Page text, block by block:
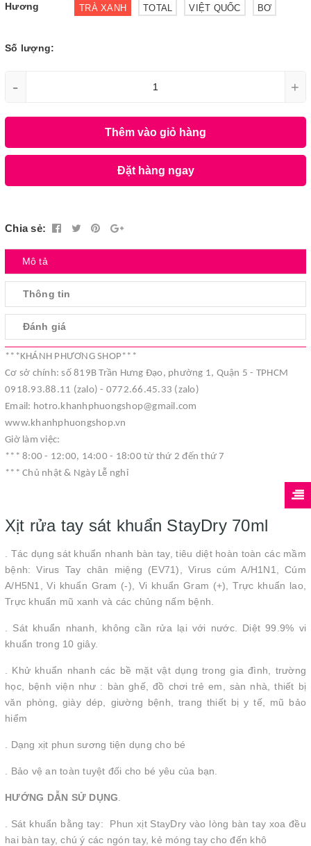
Hương TRÀ XANH TOTAL VIỆT QUỐC BƠ
Số lượng:
- +
Thêm vào giỏ hàng
Đặt hàng ngay
Chia sẻ:
Mô tả
Thông tin
Đánh giá
***KHÁNH PHƯƠNG SHOP***
Cơ sở chính: số 819B Trần Hưng Đạo, phường 1, Quận 5 - TPHCM
0918.93.88.11 (zalo) - 0772.66.45.33 (zalo)
Email: hotro.khanhphuongshop@gmail.com
www.khanhphuongshop.vn
Giờ làm việc:
*** 8:00 - 12:00, 14:00 - 18:00 từ thứ 2 đến thứ 7
*** Chủ nhật & Ngày Lễ nghỉ
Xịt rửa tay sát khuẩn StayDry 70ml
. Tác dụng sát khuẩn nhanh bàn tay, tiêu diệt hoàn toàn các mầm
bệnh: Virus Tay chân miệng (EV71), Virus cúm A/H1N1, Cúm
A/H5N1, Vi khuẩn Gram (-), Vi khuẩn Gram (+), Trực khuẩn lao,
Trực khuẩn mũ xanh và các chủng nấm bệnh.
. Sát khuẩn nhanh, không cần rửa lại với nước. Diệt 99.9% vi
khuẩn trong 10 giây.
. Khử khuẩn nhanh các bề mặt vật dụng trong gia đình, trường
học, bệnh viện như : bàn ghế, đồ chơi trẻ em, sàn nhà, thiết bị
văn phòng, giày dép, giường bệnh, trang thiết bị y tế, mũ bảo
hiểm
. Dạng xịt phun sương tiện dụng cho bé
. Bảo vệ an toàn tuyệt đối cho bé yêu của bạn.
HƯỚNG DẪN SỬ DỤNG
. Sát khuẩn bằng tay: Phun xịt StayDry vào lòng bàn tay xoa đều
hai bàn tay, chú ý các ngón tay, kẻ móng tay cho đến khô